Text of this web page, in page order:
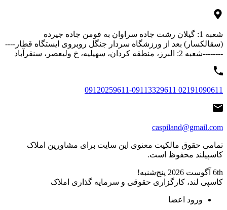
شعبه 1: گیلان رشت جاده سراوان به فومن جاده جیرده
(سقالکسار) بعد از ورزشگاه سردار جنگل روبروی ایستگاه قطار----
--------شعبه 2: البرز، منطقه کردان، سهیلیه، خ ولیعصر، سنقرآباد
02191090611 09120259611-09113329611
caspiland@gmail.com
تمامی حقوق مالکیت معنوی این ‌سایت برای مشاورین املاک
کاسپیلند محفوظ است.
6th آگوست 2026
پنج‌شنبه!
کاسپی لند، کارگزاری حقوقی و سرمایه گذاری املاک
ورود اعضا